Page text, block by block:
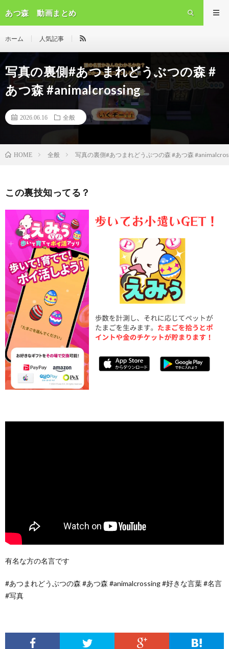
あつ森 動画まとめ
ホーム 人気記事
写真の裏側#あつまれどうぶつの森 #
あつ森 #animalcrossing
2026.06.16 全般
HOME 全般 写真の裏側#あつまれどうぶつの森 #あつ森
この裏技知ってる？
有名な方の名言です
#あつまれどうぶつの森 #あつ森 #animalcrossing #好きな言葉 #名言
#写真